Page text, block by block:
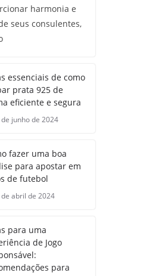
harmonia e
seus consulentes,
essenciais de como
prata 925 de
eficiente e segura
de junho de 2024
fazer uma boa
para apostar em
de futebol
de abril de 2024
para uma
de Jogo
para